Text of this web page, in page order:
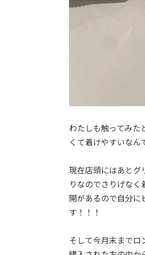
わたしも触ってみた
くて着けやすいなん
現在店頭にはあとグ
りなのでさりげな
開があるので自分に
す！！！
そして今月末までロ